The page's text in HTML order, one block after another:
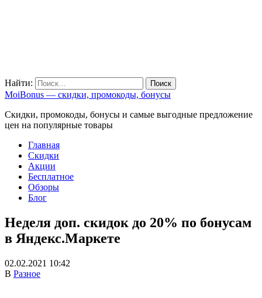
Найти:
MoiBonus — скидки, промокоды, бонусы
Скидки, промокоды, бонусы и самые выгодные предложение
цен на популярные товары
Главная
Скидки
Акции
Бесплатное
Обзоры
Блог
Неделя доп. скидок до 20% по бонусам
в Яндекс.Маркете
02.02.2021 10:42
В Разное